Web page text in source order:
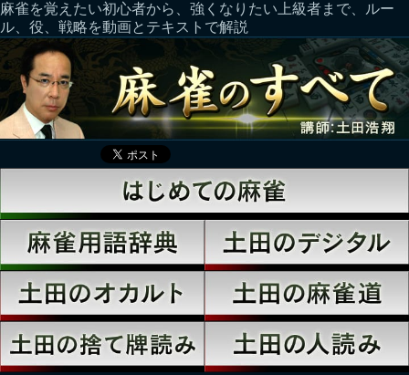
麻雀を覚えたい初心者から、強くなりたい上級者まで、ルー
ル、役、戦略を動画とテキストで解説